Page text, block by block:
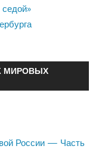
седой»
МИРОВЫХ
России — Часть